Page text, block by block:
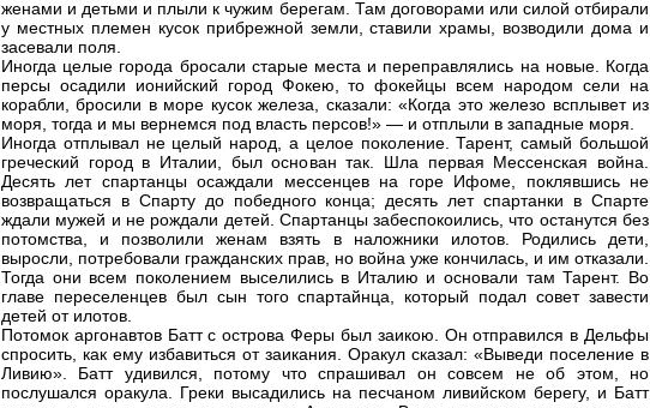
женами и детьми и плыли к чужим берегам. Там договорами или силой отбирали
у местных племен кусок прибрежной земли, ставили храмы, возводили дома и
засевали поля.
Иногда целые города бросали старые места и переправлялись на новые. Когда
персы осадили ионийский город Фокею, то фокейцы всем народом сели на
корабли, бросили в море кусок железа, сказали: «Когда это железо всплывет из
моря, тогда и мы вернемся под власть персов!» — и отплыли в западные моря.
Иногда отплывал не целый народ, а целое поколение. Тарент, самый большой
греческий город в Италии, был основан так. Шла первая Мессенская война.
Десять лет спартанцы осаждали мессенцев на горе Ифоме, поклявшись не
возвращаться в Спарту до победного конца; десять лет спартанки в Спарте
ждали мужей и не рождали детей. Спартанцы забеспокоились, что останутся без
потомства, и позволили женам взять в наложники илотов. Родились дети,
выросли, потребовали гражданских прав, но война уже кончилась, и им отказали.
Тогда они всем поколением выселились в Италию и основали там Тарент. Во
главе переселенцев был сын того спартайнца, который подал совет завести
детей от илотов.
Потомок аргонавтов Батт с острова Феры был заикою. Он отправился в Дельфы
спросить, как ему избавиться от заикания. Оракул сказал: «Выведи поселение в
Ливию». Батт удивился, потому что спрашивал он совсем не об этом, но
послушался оракула. Греки высадились на песчаном ливийском берегу, и Батт